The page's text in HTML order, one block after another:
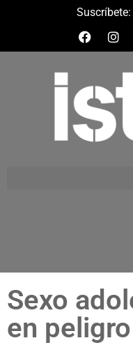
Suscríbete:
Sexo
en peligro